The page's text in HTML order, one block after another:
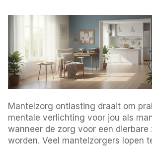
Mantelzorg ontlasting draait om
mentale verlichting voor jou als
wanneer de zorg voor een
worden. Veel mantelzorgers lopen